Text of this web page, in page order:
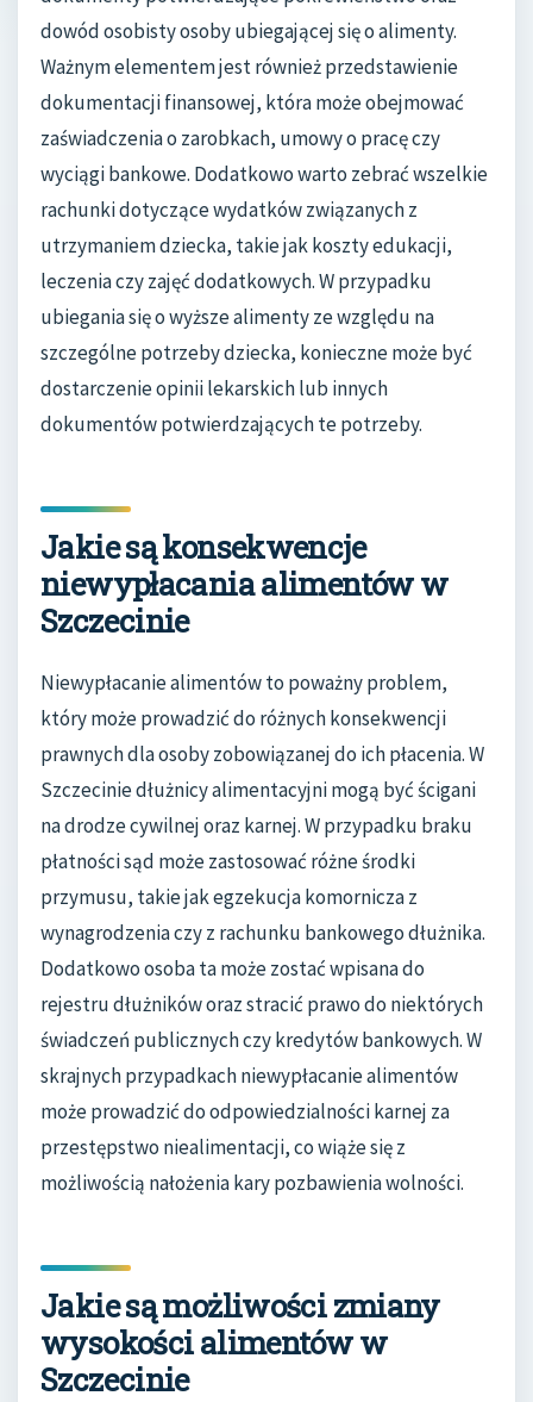
dowód osobisty osoby ubiegającej się o alimenty.
Ważnym elementem jest również przedstawienie
dokumentacji finansowej, która może obejmować
zaświadczenia o zarobkach, umowy o pracę czy
wyciągi bankowe. Dodatkowo warto zebrać wszelkie
rachunki dotyczące wydatków związanych z
utrzymaniem dziecka, takie jak koszty edukacji,
leczenia czy zajęć dodatkowych. W przypadku
ubiegania się o wyższe alimenty ze względu na
szczególne potrzeby dziecka, konieczne może być
dostarczenie opinii lekarskich lub innych
dokumentów potwierdzających te potrzeby.
Jakie są konsekwencje
niewypłacania alimentów w
Szczecinie
Niewypłacanie alimentów to poważny problem,
który może prowadzić do różnych konsekwencji
prawnych dla osoby zobowiązanej do ich płacenia. W
Szczecinie dłużnicy alimentacyjni mogą być ścigani
na drodze cywilnej oraz karnej. W przypadku braku
płatności sąd może zastosować różne środki
przymusu, takie jak egzekucja komornicza z
wynagrodzenia czy z rachunku bankowego dłużnika.
Dodatkowo osoba ta może zostać wpisana do
rejestru dłużników oraz stracić prawo do niektórych
świadczeń publicznych czy kredytów bankowych. W
skrajnych przypadkach niewypłacanie alimentów
może prowadzić do odpowiedzialności karnej za
przestępstwo niealimentacji, co wiąże się z
możliwością nałożenia kary pozbawienia wolności.
Jakie są możliwości zmiany
wysokości alimentów w
Szczecinie